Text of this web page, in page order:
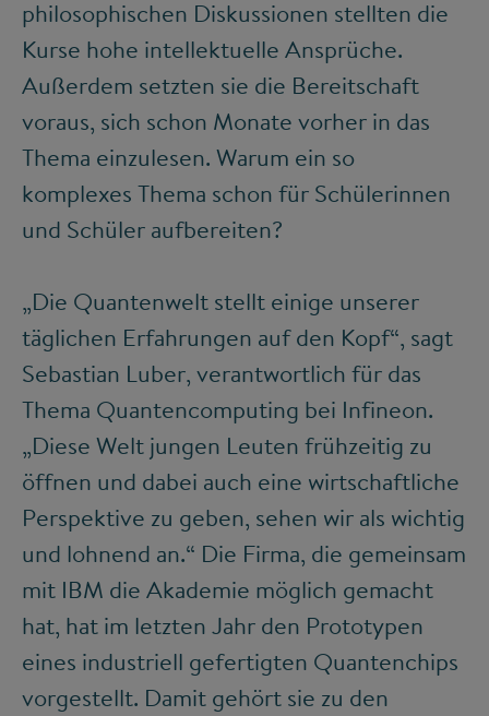
philosophischen Diskussionen stellten die
Kurse hohe intellektuelle Ansprüche.
Außerdem setzten sie die Bereitschaft
voraus, sich schon Monate vorher in das
Thema einzulesen. Warum ein so
komplexes Thema schon für Schülerinnen
und Schüler aufbereiten?
„Die Quantenwelt stellt einige unserer
täglichen Erfahrungen auf den Kopf“, sagt
Sebastian Luber, verantwortlich für das
Thema Quantencomputing bei Infineon.
„Diese Welt jungen Leuten frühzeitig zu
öffnen und dabei auch eine wirtschaftliche
Perspektive zu geben, sehen wir als wichtig
und lohnend an.“ Die Firma, die gemeinsam
mit IBM die Akademie möglich gemacht
hat, hat im letzten Jahr den Prototypen
eines industriell gefertigten Quantenchips
vorgestellt. Damit gehört sie zu den